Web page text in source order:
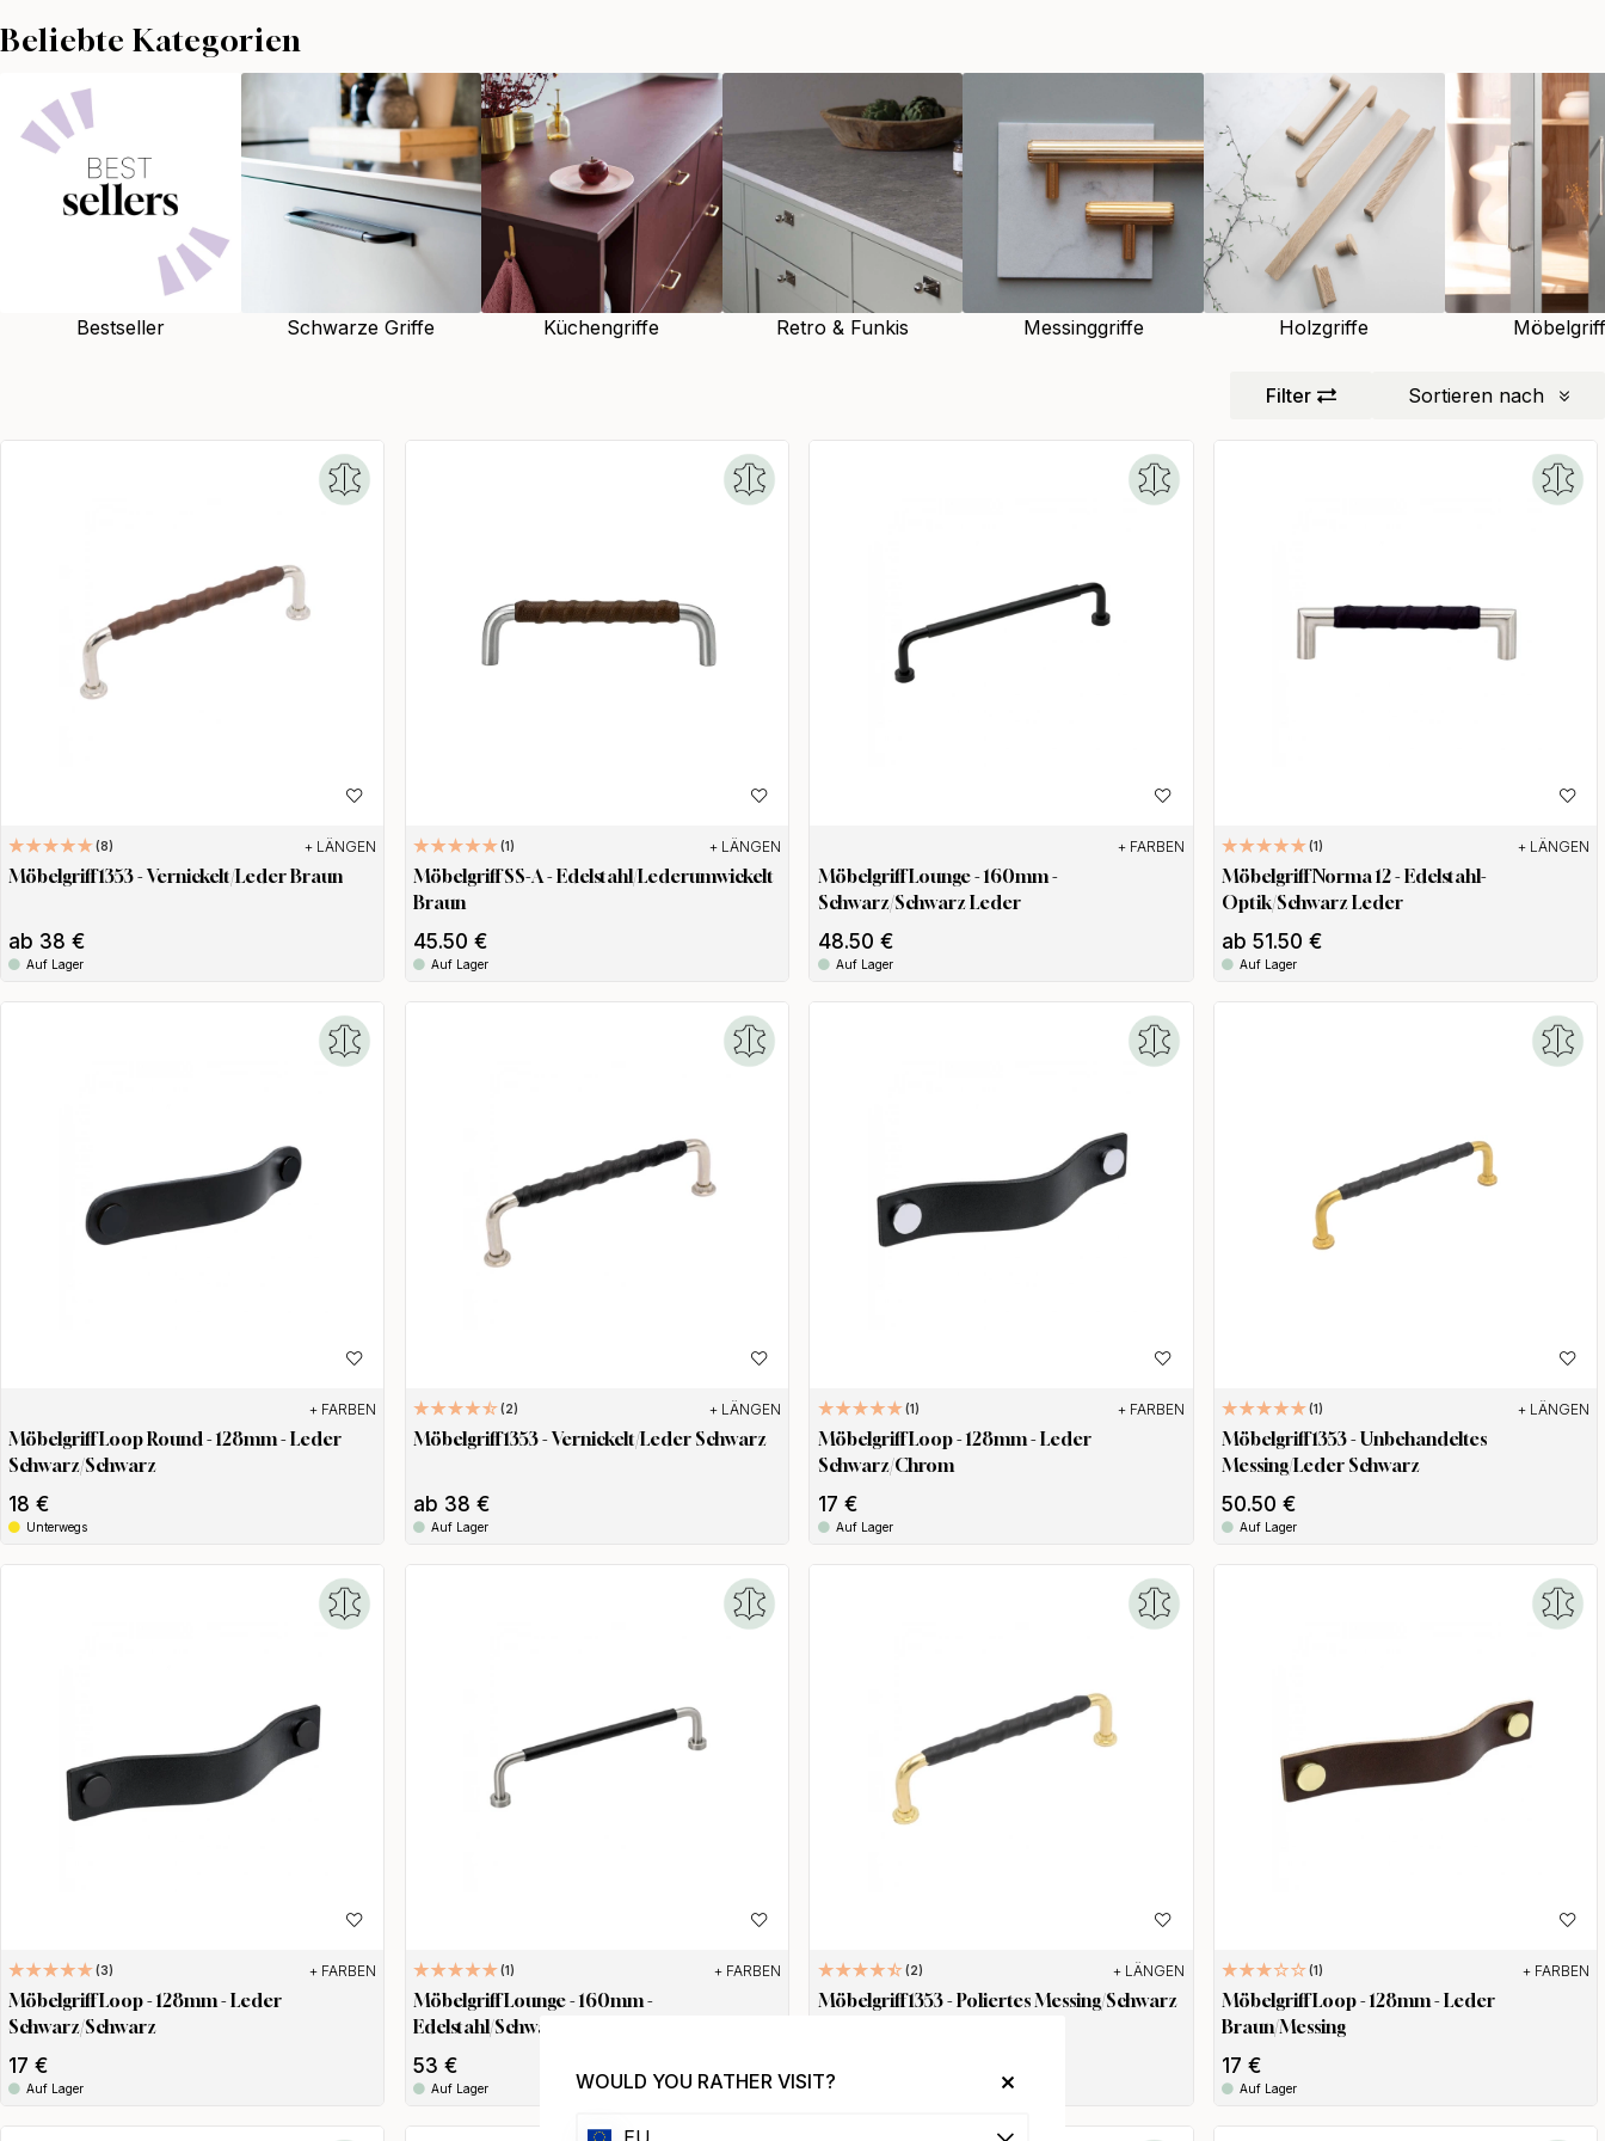
Leder auf umweltfreundliche Weise ist zeitaufwendiger als herkömmliche Gerbverfahren. Doch
was macht es, wenn der Gerbprozess länger dauert, wenn das Ziel höchste Qualität ist? Die
Tärnsjö Gerberei fertigt einzigartige Leder von höchster Qualität, um sicherzustellen, dass das
Leder eine natürliche Oberfläche besitzt, die würdevoll altert und im Laufe der Zeit eine schöne
Patina entwickelt.
Kombinieren Sie die Ledergriffe gerne mit unseren stilvollenLederknöpfe, um den Stil Ihres
Zuhauses harmonisch abzurunden. Es ist kein Geheimnis, dass es oft die durchdachten Details
sind, die den Stil Ihres Zuhauses prägen, nicht zuletzt Elemente wie Küchengriffe,
Schubladengriffe, Griffe für Kleiderschränke oderMöbelgriffe. NeueGriffefür Schränke mögen
wie ein kleines Detail erscheinen, bewirken jedoch einen spürbaren Unterschied.
Beliebte Kategorien
Bestseller Schwarze Griffe Küchengriffe Retro & Funkis Messinggriffe Holzgriffe
Sortieren nach
Filter
8 + LÄNGEN
Möbelgriff 1353 - Vernickelt/Leder Braun
ab 38 €
Auf Lager
1 + LÄNGEN
Möbelgriff SS-A - Edelstahl/Lederumwickelt
Braun
45.50 €
Auf Lager
+ FARBEN
Möbelgriff Lounge - 160mm -
Schwarz/Schwarz Leder
48.50 €
Auf Lager
1 + LÄNGEN
Möbelgriff Norma 12 - Edelstahl-
Optik/Schwarz Leder
ab 51.50 €
Auf Lager
+ FARBEN
Möbelgriff Loop Round - 128mm - Leder
Schwarz/Schwarz
18 €
Unterwegs
2 + LÄNGEN
Möbelgriff 1353 - Vernickelt/Leder Schwarz
ab 38 €
Auf Lager
1 + FARBEN
Möbelgriff Loop - 128mm - Leder
Schwarz/Chrom
17 €
Auf Lager
1 + LÄNGEN
Möbelgriff 1353 - Unbehandeltes
Messing/Leder Schwarz
50.50 €
Auf Lager
3 + FARBEN
Möbelgriff Loop - 128mm - Leder
Schwarz/Schwarz
17 €
Auf Lager
1 + FARBEN
Möbelgriff Lounge - 160mm -
Edelstahl/Schwarz Leder
53 €
Auf Lager
2 + LÄNGEN
Möbelgriff 1353 - Poliertes Messing/Schwarz
1 + FARBEN
Möbelgriff Loop - 128mm - Leder
Braun/Messing
17 €
Auf Lager
WOULD YOU RATHER VISIT?